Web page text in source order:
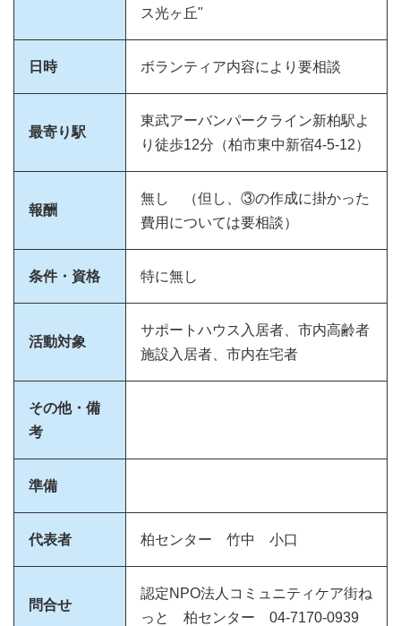
ス光ヶ丘"
日時 ボランティア内容により要相談
最寄り駅
東武アーバンパークライン新柏駅よ
り徒歩12分（柏市東中新宿4-5-12）
報酬
無し （但し、③の作成に掛かった
費用については要相談）
条件・資格 特に無し
活動対象
サポートハウス入居者、市内高齢者
施設入居者、市内在宅者
その他・備
考
準備
代表者 柏センター 竹中 小口
問合せ
認定NPO法人コミュニティケア街ね
っと 柏センター 04-7170-0939